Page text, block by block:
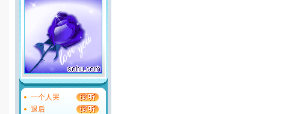
一个人哭
退后